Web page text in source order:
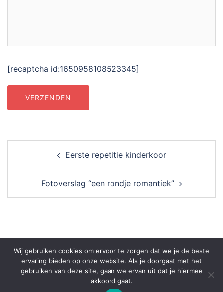
[recaptcha id:1650958108523345]
navigationEerste repetitie kinderkoor
Fotoverslag “een rondje romantiek”
Wij gebruiken cookies om ervoor te zorgen dat we je de beste
ervaring bieden op onze website. Als je doorgaat met het
gebruiken van deze site, gaan we ervan uit dat je hiermee
akkoord gaat.